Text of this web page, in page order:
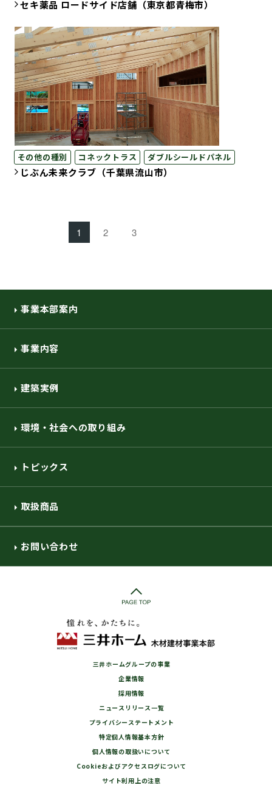
セキ薬品 ロードサイド店舗（東京都青梅市）
その他の種別 コネックトラス ダブルシールドパネル
じぶん未来クラブ（千葉県流山市）
1 2 3
事業本部案内
事業内容
建築実例
環境・社会への取り組み
トピックス
取扱商品
お問い合わせ
三井ホームグループの事業
企業情報
採用情報
ニュースリリース一覧
プライバシーステートメント
特定個人情報基本方針
個人情報の取扱いについて
Cookieおよびアクセスログについて
サイト利用上の注意